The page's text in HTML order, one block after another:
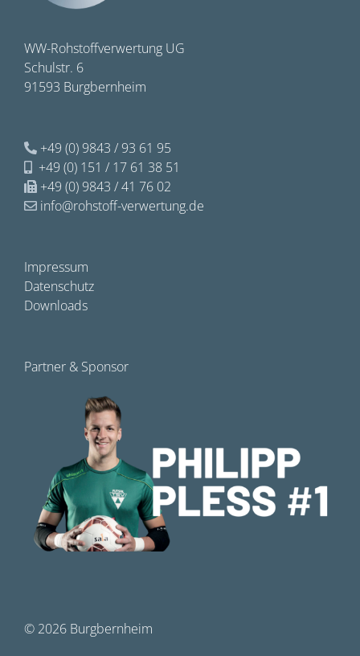
WW-Rohstoffverwertung UG
Schulstr. 6
91593 Burgbernheim
+49 (0) 9843 / 93 61 95
+49 (0) 151 / 17 61 38 51
+49 (0) 9843 / 41 76 02
info@rohstoff-verwertung.de
Impressum
Datenschutz
Downloads
Partner & Sponsor
© 2026 Burgbernheim